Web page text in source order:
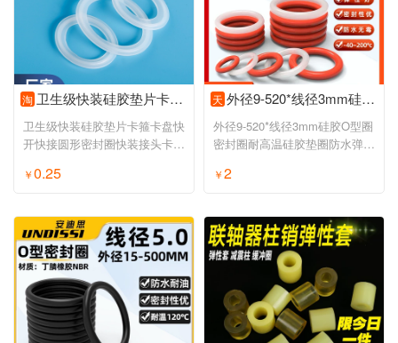
淘 卫生级快装硅胶垫片卡箍卡盘快开快接圆形密封圈快装接头卡槽垫圈
卫生级快装硅胶垫片卡箍卡盘快
开快接圆形密封圈快装接头卡槽
￥0.25
天 外径9-520*线径3mm硅胶O型圈密封圈耐高温硅胶垫圈防水弹性o形圈
外径9-520*线径3mm硅胶O型圈
密封圈耐高温硅胶垫圈防水弹性
￥2